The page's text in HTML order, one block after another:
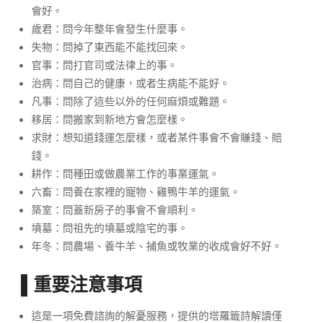
會好。
歲君 ：問今年整年會發生什麼事。
失物 ：問掉了東西能不能找回來。
官事 ：問打官司或法律上的事。
治病 ：問自己的健康，或者生病能不能好。
凡事 ：問除了這些以外的任何麻煩或難題。
移居 ：問搬家到新地方會怎麼樣。
求財 ：想知道錢運怎麼樣，或者某件事會不會賺錢、賠
錢。
耕作 ：問種田或做農業工作的事業運氣。
六畜 ：問養在家裡的寵物、雞鴨牛羊的運氣。
築室 ：問蓋新房子的事會不會順利。
墳墓 ：問祖先的墳墓或陰宅的事。
年冬 ：問農場、養牛羊、捕魚或牧業的收成會好不好。
重要注意事項
這是一項免費諮詢的解憂服務，提供的塔羅籤詩解讀僅